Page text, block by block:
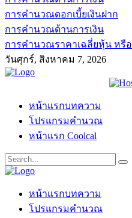
การคำนวณดอกเบี้ยเงินฝาก
การคำนวณด้านการเงิน
การคำนวณราคาเฉลี่ยหุ้น หรื
วันศุกร์, สิงหาคม 7, 2026
หน้าแรกบทความ
โปรแกรมคำนวณ
หน้าแรก Coolcal
หน้าแรกบทความ
โปรแกรมคำนวณ